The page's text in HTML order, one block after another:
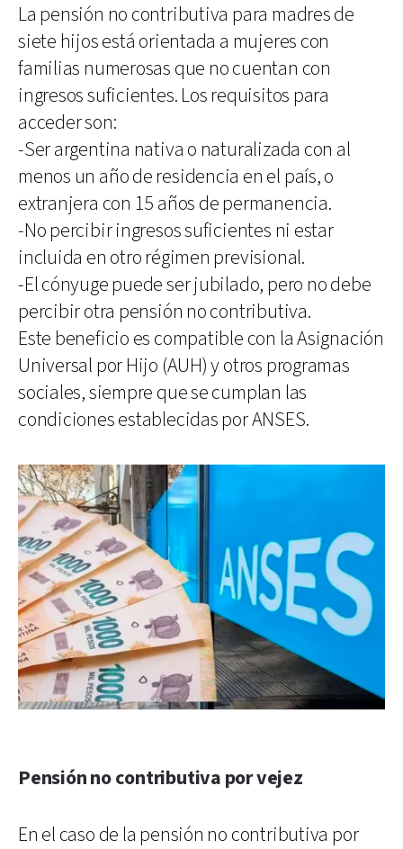
La pensión no contributiva para madres de
siete hijos está orientada a mujeres con
familias numerosas que no cuentan con
ingresos suficientes. Los requisitos para
acceder son:
-Ser argentina nativa o naturalizada con al
menos un año de residencia en el país, o
extranjera con 15 años de permanencia.
-No percibir ingresos suficientes ni estar
incluida en otro régimen previsional.
-El cónyuge puede ser jubilado, pero no debe
percibir otra pensión no contributiva.
Este beneficio es compatible con la Asignación
Universal por Hijo (AUH) y otros programas
sociales, siempre que se cumplan las
condiciones establecidas por ANSES.
Pensión no contributiva por vejez
En el caso de la pensión no contributiva por